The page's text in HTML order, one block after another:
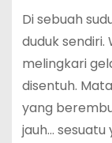
Di sebuah
duduk
melingkari
disentuh.
yang
jauh…